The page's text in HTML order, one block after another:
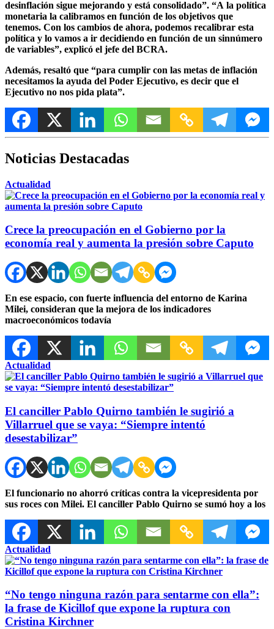
desinflación sigue mejorando y está consolidado”. “A la política
monetaria la calibramos en función de los objetivos que
tenemos. Con los cambios de ahora, podemos recalibrar esta
política y lo vamos a ir decidiendo en función de un sinnúmero
de variables”, explicó el jefe del BCRA.
Además, resaltó que “para cumplir con las metas de inflación
necesitamos la ayuda del Poder Ejecutivo, es decir que el
Ejecutivo no nos pida plata”.
Noticias Destacadas
Actualidad
Crece la preocupación en el Gobierno por la
economía real y aumenta la presión sobre Caputo
En ese espacio, con fuerte influencia del entorno de Karina
Milei, consideran que la mejora de los indicadores
macroeconómicos todavía
Actualidad
El canciller Pablo Quirno también le sugirió a
Villarruel que se vaya: “Siempre intentó
desestabilizar”
El funcionario no ahorró críticas contra la vicepresidenta por
sus roces con Milei. El canciller Pablo Quirno se sumó hoy a los
Actualidad
“No tengo ninguna razón para sentarme con ella”:
la frase de Kicillof que expone la ruptura con
Cristina Kirchner